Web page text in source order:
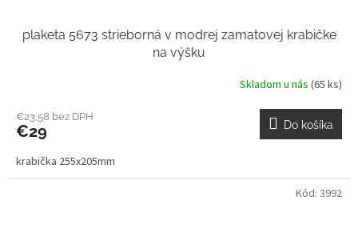
plaketa 5673 strieborná v modrej zamatovej krabičke
na výšku
Skladom u nás (65 ks)
€23,58 bez DPH
€29 Do košíka
krabička 255x205mm
Kód: 3992